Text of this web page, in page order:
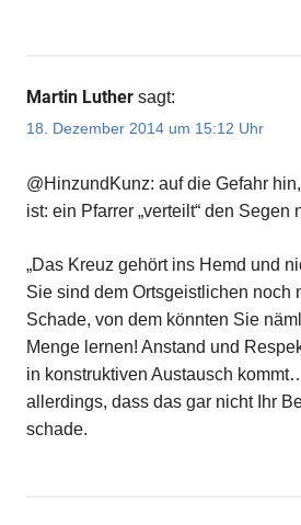
Martin Luther sagt:
18. Dezember 2014 um 15:12 Uhr
@HinzundKunz: auf die Gefahr
ist: ein Pfarrer „verteilt“ den Segen
„Das Kreuz gehört ins Hemd und
Sie sind dem Ortsgeistlichen noch
Schade, von dem könnten Sie
Menge lernen! Anstand und
in konstruktiven Austausch
allerdings, dass das gar nicht Ihr
schade.